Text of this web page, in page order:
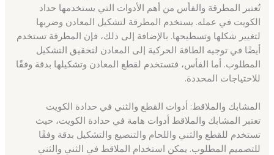
تُعتبر المطرقة والفأس من أهم الأدوات التي يستخدمها حداد
الكويت في عمله. يستخدم المطرقة لتشكيل المعادن وضربها
لتغيير شكلها وتسطيحها. بالإضافة إلى ذلك، فإن المطرقة تستخدم
أيضًا في توجيه الطاقة الحركية إلى المعادن لتحقيق التشكيل
المطلوب. أما الفأس، فتستخدم لقطع المعادن وتشكيلها بدقة وفقًا
للاحتياجات المحددة.
المشابك والملاقط: أدوات القطع والثني في حدادة الكويت
تعتبر المشابك والملاقط أدوات هامة في حدادة الكويت، حيث
تستخدم للقطع والثني واللحام والتنصيع والتشكيل بدقة وفقًا
للتصميم المطلوب. يمكن استخدام الملاقط في الثني والثني